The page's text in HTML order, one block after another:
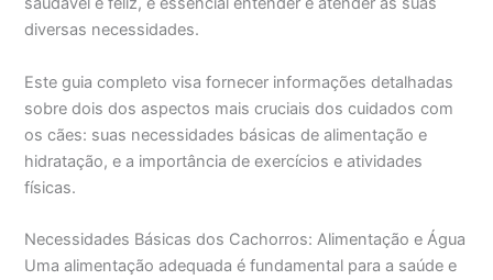
diversas necessidades.
Este guia completo visa fornecer informações detalhadas
sobre dois dos aspectos mais cruciais dos cuidados com
os cães: suas necessidades básicas de alimentação e
hidratação, e a importância de exercícios e atividades
físicas.
Necessidades Básicas dos Cachorros: Alimentação e Água
Uma alimentação adequada é fundamental para a saúde e